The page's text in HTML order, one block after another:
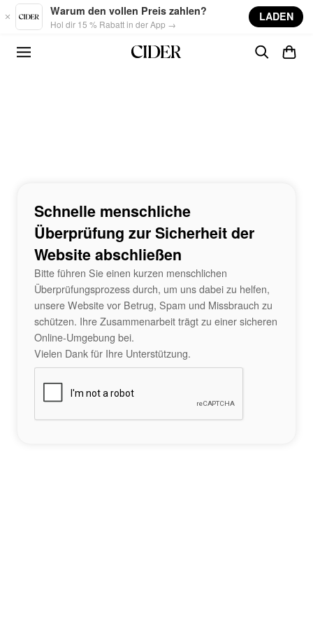
Skip to main content
Warum den vollen Preis zahlen?
Hol dir 15 % Rabatt in der App →
LADEN
Schnelle menschliche
Überprüfung zur Sicherheit der
Website abschließen
Bitte führen Sie einen kurzen menschlichen
Überprüfungsprozess durch, um uns dabei zu helfen,
unsere Website vor Betrug, Spam und Missbrauch zu
schützen. Ihre Zusammenarbeit trägt zu einer sicheren
Online-Umgebung bei.
Vielen Dank für Ihre Unterstützung.